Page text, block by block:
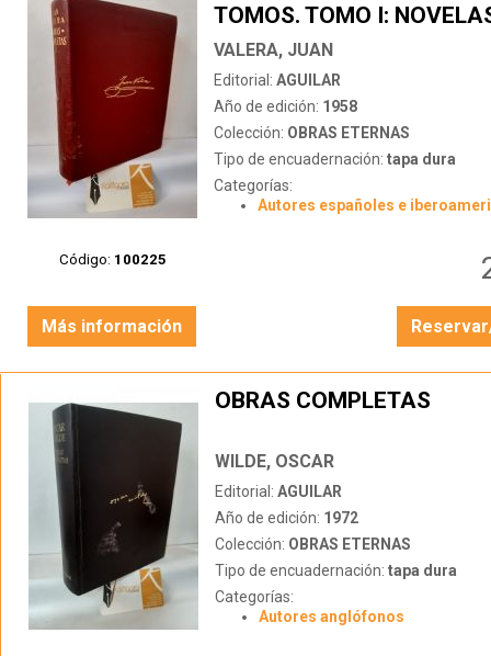
Código: 100225
TOMOS. TOMO I:
CUENTOS, TEATRO,
VALERA, JUAN
Editorial: AGUILAR
Año de edición: 1958
Colección: OBRAS ETERNAS
Tipo de encuadernación: tapa dura
Categorías:
Autores españoles e
Más información
OBRAS COMPLETAS
WILDE, OSCAR
Editorial: AGUILAR
Año de edición: 1972
Colección: OBRAS ETERNAS
Tipo de encuadernación: tapa dura
Categorías:
Autores anglófonos